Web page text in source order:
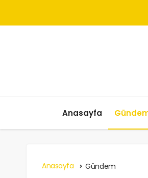
Anasayfa
Anasayfa Gündem